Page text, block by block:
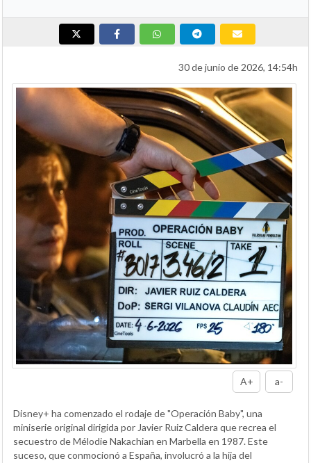
30 de junio de 2026, 14:54h
A+ a-
Disney+ ha comenzado el rodaje de "Operación Baby", una
miniserie original dirigida por Javier Ruiz Caldera que recrea el
secuestro de Mélodie Nakachian en Marbella en 1987. Este
suceso, que conmocionó a España, involucró a la hija del